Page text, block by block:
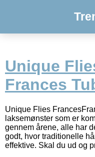
Unique
Frances
Unique Flies
laksemønster som er
gennem årene, alle har
godt, hvor traditionelle
effektive. Skal du ud og